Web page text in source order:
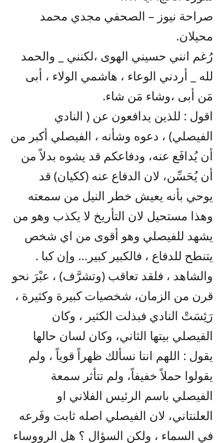
صراحة نيوز – الصحفي مجدي محمد
محيلان.
رُغم انني حسيني الهوى ،لكنني _ والحمد
لله _ أردني الوعاء ، هاشمي الولاء ، أبى
مَن أبى ،وشاء مَن شاء.
اقول : للذين يدافعون عن ( النادي
الفيصلي) ، دعوه وشأنه ، الفيصلي أكبر من
أن يُدافَع عنه، ودفاعكم قد يشوه بدلاً من
أن يُحَسِّن، لان الدفاع عنه (ككيان) قد
يوحي بأنه يعيش خطر النيل من سمعته
وهذا مستحيل لان التأريخ لا يكذب وهو من
يشهد للفيصلي وهو أقوى من اي شخص
يتنطح للدفاع ، فالكبير كبير… وإن كبا .
والشاهد ، فلقد تعاقب (وتشرَّف) ، عبْرَ نحو
قرن من الزمان، شخصيات كبيرة وكثيرة ،
رَئِسَتْ النادي فبذلت الكثير ، وكان
الفيصلي بيتها الثاني، وكان لسان حالها
يقول : اللهم اننا نسألك ظهراً قوياً ، ولم
يقولوا حملاً خفيفاً، ولم تتأثر سمعة
الفيصلي باسم الرئيس الفلاني او
العلنتاني، لان الفيصلي اصله ثابت وفَرعه
في السماء ، ولكن السؤال ؟ هل الرووساء